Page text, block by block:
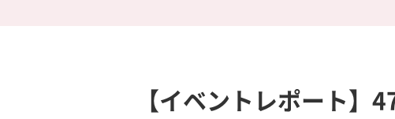
【イベントレポート